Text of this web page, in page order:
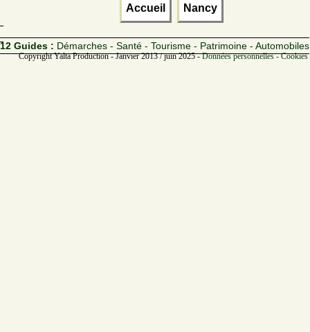
Accueil Nancy
12 Guides : Démarches - Santé - Tourisme - Patrimoine - Automobiles
Copyright Yalta Production - Janvier 2013 / juin 2025 -Données personnelles -